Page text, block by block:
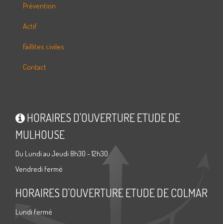
Prévention
Actif
Faillites civiles
Contact
HORAIRES D'OUVERTURE ETUDE DE
MULHOUSE
Du Lundi au Jeudi 8h30 - 12h30
Vendredi fermé
HORAIRES D'OUVERTURE ETUDE DE COLMAR
Lundi fermé